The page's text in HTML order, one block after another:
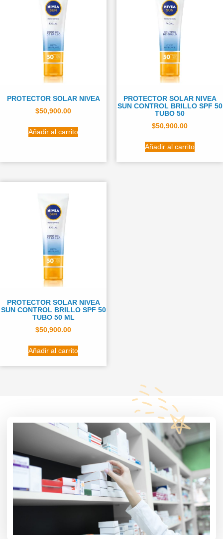
PROTECTOR SOLAR NIVEA
$50,900.00
Añadir al carrito
PROTECTOR SOLAR NIVEA
SUN CONTROL BRILLO SPF 50
TUBO 50
$50,900.00
Añadir al carrito
PROTECTOR SOLAR NIVEA
SUN CONTROL BRILLO SPF 50
TUBO 50 ML
$50,900.00
Añadir al carrito